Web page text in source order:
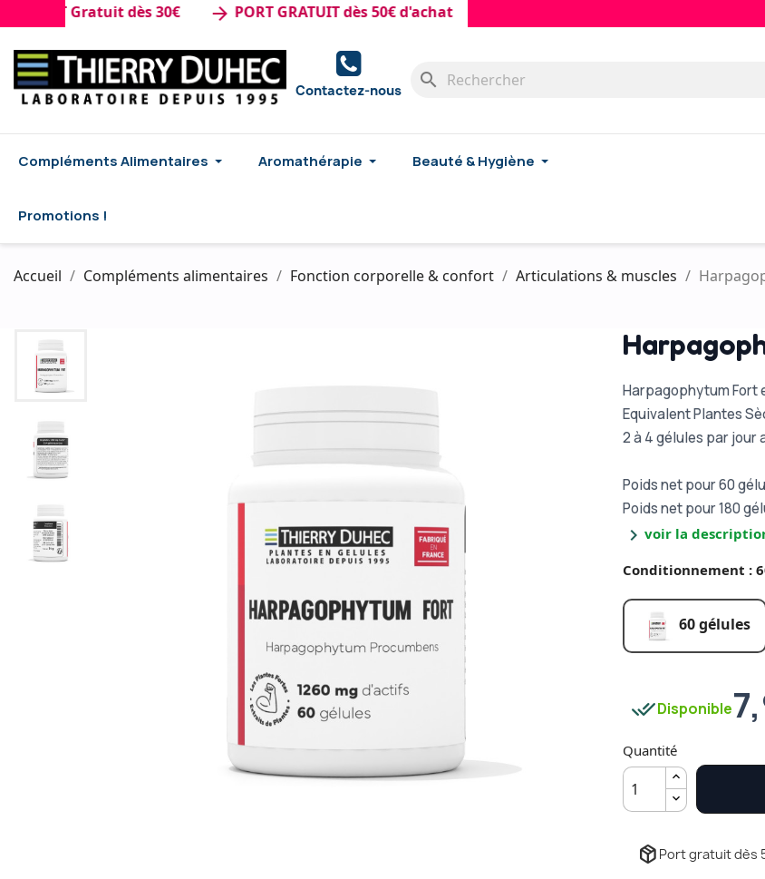
Gratuit dès 30€ arrow_forward PORT GRATUIT dès 50€ d'achat
Contactez-nous search
Compléments Alimentaires Aromathérapie Beauté & Hygiène
Promotions !
Accueil Compléments alimentaires Fonction corporelle & confort Articulations & muscles
Harpagophytum Fort
Equivalent Plantes
2 à 4 gélules par jour
Poids net pour 60
Poids net pour 180
chevron_right voir la
Conditionnement :
60 gélules
done_allDisponible
Quantité
package_2 Port gratuit dès